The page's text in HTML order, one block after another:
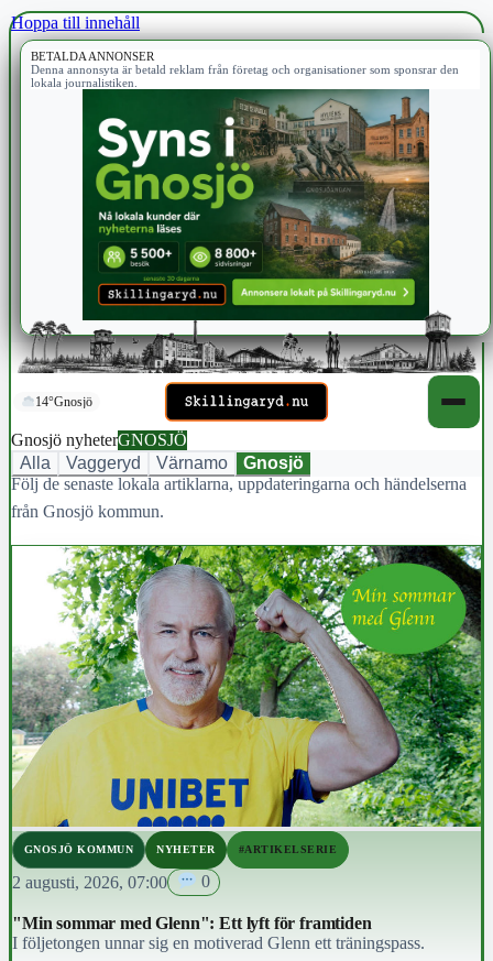
Hoppa till innehåll
BETALDA ANNONSER
Denna annonsyta är betald reklam från företag och organisationer som sponsrar den
lokala journalistiken.
14°Gnosjö
Gnosjö nyheterGNOSJÖ
Alla
Vaggeryd Värnamo
Gnosjö
Följ de senaste lokala artiklarna, uppdateringarna och händelserna
från Gnosjö kommun.
GNOSJÖ KOMMUN NYHETER #ARTIKELSERIE
2 augusti, 2026, 07:00 0
"Min sommar med Glenn": Ett lyft för framtiden
I följetongen unnar sig en motiverad Glenn ett träningspass.